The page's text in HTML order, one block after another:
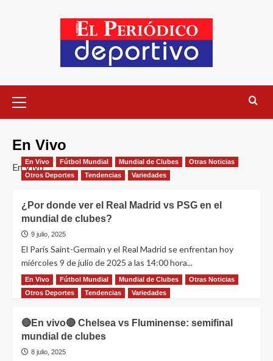
En Vivo
En Vivo
En Vivo Fútbol Mundial Mundial de Clubes
Otras Noticias
Otros Deportes
Tendencias Variedades
¿Por donde ver el Real Madrid vs PSG en el
mundial de clubes?
9 julio, 2025
El París Saint-Germain y el Real Madrid se enfrentan hoy
miércoles 9 de julio de 2025 a las 14:00 hora...
Leer más
En Vivo Fútbol Mundial Mundial de Clubes
Otras Noticias
Otros Deportes
Tendencias Variedades
🔴En vivo🔴 Chelsea vs Fluminense: semifinal
mundial de clubes
8 julio, 2025